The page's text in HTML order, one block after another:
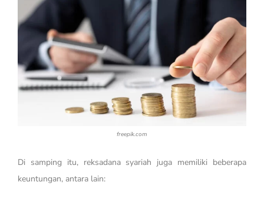
freepik.com
Di samping itu, reksadana syariah juga memiliki beberapa
keuntungan, antara lain: